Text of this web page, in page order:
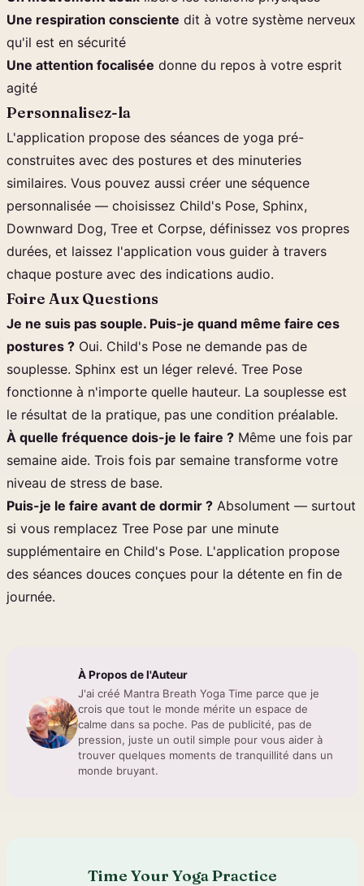
Une respiration consciente dit à votre système nerveux
qu'il est en sécurité
Une attention focalisée donne du repos à votre esprit
agité
Personnalisez-la
L'application propose des séances de yoga pré-
construites avec des postures et des minuteries
similaires. Vous pouvez aussi créer une séquence
personnalisée — choisissez Child's Pose, Sphinx,
Downward Dog, Tree et Corpse, définissez vos propres
durées, et laissez l'application vous guider à travers
chaque posture avec des indications audio.
Foire Aux Questions
Je ne suis pas souple. Puis-je quand même faire ces
postures ? Oui. Child's Pose ne demande pas de
souplesse. Sphinx est un léger relevé. Tree Pose
fonctionne à n'importe quelle hauteur. La souplesse est
le résultat de la pratique, pas une condition préalable.
À quelle fréquence dois-je le faire ? Même une fois par
semaine aide. Trois fois par semaine transforme votre
niveau de stress de base.
Puis-je le faire avant de dormir ? Absolument — surtout
si vous remplacez Tree Pose par une minute
supplémentaire en Child's Pose. L'application propose
des séances douces conçues pour la détente en fin de
journée.
À Propos de l'Auteur
J'ai créé Mantra Breath Yoga Time parce que je
crois que tout le monde mérite un espace de
calme dans sa poche. Pas de publicité, pas de
pression, juste un outil simple pour vous aider à
trouver quelques moments de tranquillité dans un
monde bruyant.
Time Your Yoga Practice